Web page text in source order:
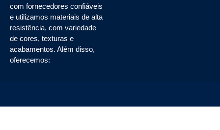
com fornecedores confiáveis
e utilizamos materiais de alta
resistência, com variedade
de cores, texturas e
acabamentos. Além disso,
oferecemos: